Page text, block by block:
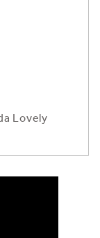
Lovely